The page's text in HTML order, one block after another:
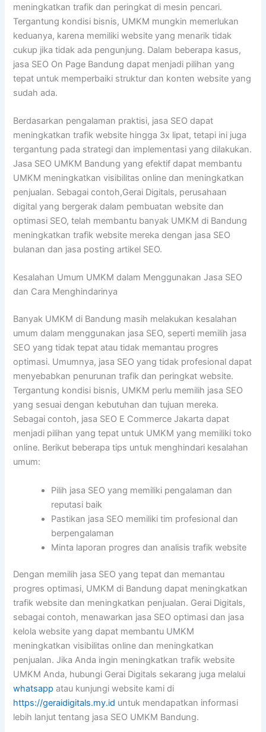
meningkatkan trafik dan peringkat di mesin pencari.
Tergantung kondisi bisnis, UMKM mungkin memerlukan
keduanya, karena memiliki website yang menarik tidak
cukup jika tidak ada pengunjung. Dalam beberapa kasus,
jasa SEO On Page Bandung dapat menjadi pilihan yang
tepat untuk memperbaiki struktur dan konten website yang
sudah ada.
Berdasarkan pengalaman praktisi, jasa SEO dapat
meningkatkan trafik website hingga 3x lipat, tetapi ini juga
tergantung pada strategi dan implementasi yang dilakukan.
Jasa SEO UMKM Bandung yang efektif dapat membantu
UMKM meningkatkan visibilitas online dan meningkatkan
penjualan. Sebagai contoh,Gerai Digitals, perusahaan
digital yang bergerak dalam pembuatan website dan
optimasi SEO, telah membantu banyak UMKM di Bandung
meningkatkan trafik website mereka dengan jasa SEO
bulanan dan jasa posting artikel SEO.
Kesalahan Umum UMKM dalam Menggunakan Jasa SEO
dan Cara Menghindarinya
Banyak UMKM di Bandung masih melakukan kesalahan
umum dalam menggunakan jasa SEO, seperti memilih jasa
SEO yang tidak tepat atau tidak memantau progres
optimasi. Umumnya, jasa SEO yang tidak profesional dapat
menyebabkan penurunan trafik dan peringkat website.
Tergantung kondisi bisnis, UMKM perlu memilih jasa SEO
yang sesuai dengan kebutuhan dan tujuan mereka.
Sebagai contoh, jasa SEO E Commerce Jakarta dapat
menjadi pilihan yang tepat untuk UMKM yang memiliki toko
online. Berikut beberapa tips untuk menghindari kesalahan
umum:
Pilih jasa SEO yang memiliki pengalaman dan
reputasi baik
Pastikan jasa SEO memiliki tim profesional dan
berpengalaman
Minta laporan progres dan analisis trafik website
Dengan memilih jasa SEO yang tepat dan memantau
progres optimasi, UMKM di Bandung dapat meningkatkan
trafik website dan meningkatkan penjualan. Gerai Digitals,
sebagai contoh, menawarkan jasa SEO optimasi dan jasa
kelola website yang dapat membantu UMKM
meningkatkan visibilitas online dan meningkatkan
penjualan. Jika Anda ingin meningkatkan trafik website
UMKM Anda, hubungi Gerai Digitals sekarang juga melalui
whatsapp atau kunjungi website kami di
https://geraidigitals.my.id untuk mendapatkan informasi
lebih lanjut tentang jasa SEO UMKM Bandung.